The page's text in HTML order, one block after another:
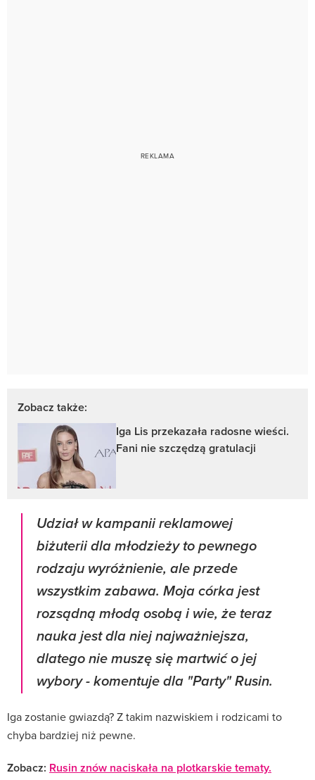
Zobacz także:
Iga Lis przekazała radosne wieści.
Fani nie szczędzą gratulacji
Udział w kampanii reklamowej
biżuterii dla młodzieży to pewnego
rodzaju wyróżnienie, ale przede
wszystkim zabawa. Moja córka jest
rozsądną młodą osobą i wie, że teraz
nauka jest dla niej najważniejsza,
dlatego nie muszę się martwić o jej
wybory- komentuje dla "Party" Rusin.
Iga zostanie gwiazdą? Z takim nazwiskiem i rodzicami to
chyba bardziej niż pewne.
Zobacz: Rusin znów naciskała na plotkarskie tematy.